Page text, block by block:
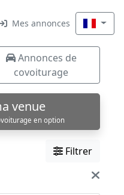
Mes annonces
Annonces de
covoiturage
venue
en option
Filtrer